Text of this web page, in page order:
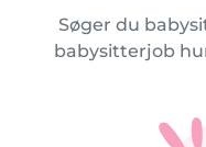
Søger du
babysitterjob